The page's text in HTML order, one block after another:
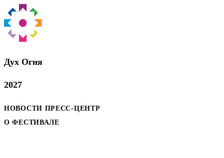
Дух Oгня
2027
НОВОСТИ ПРЕСС-ЦЕНТР
О ФЕСТИВАЛЕ